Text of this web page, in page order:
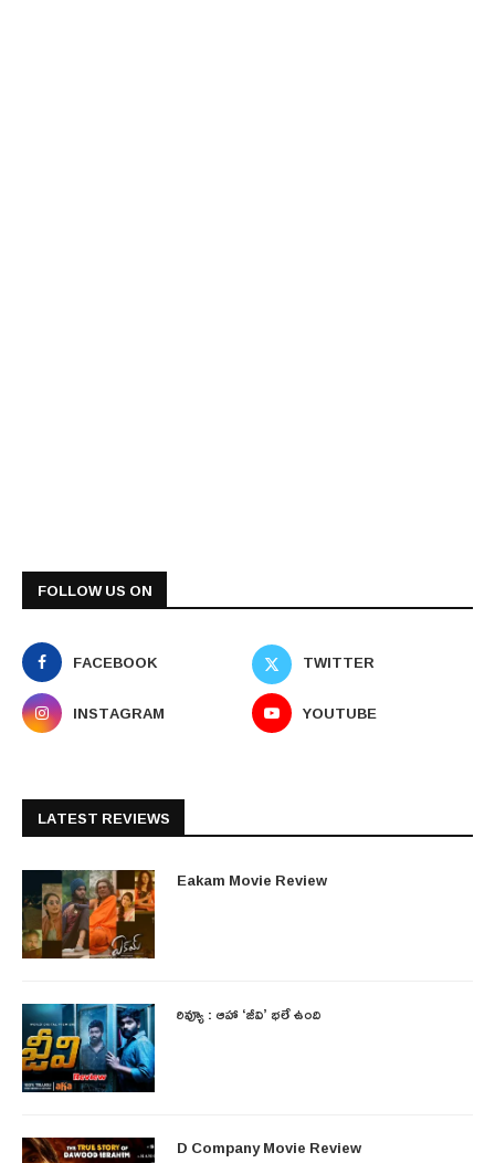
FOLLOW US ON
FACEBOOK
TWITTER
INSTAGRAM
YOUTUBE
LATEST REVIEWS
Eakam Movie Review
రివ్యూ : ఆహా ‘జీవి’ భలే ఉంది
D Company Movie Review